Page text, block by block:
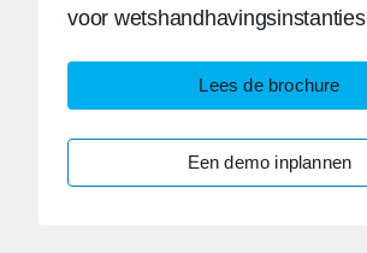
voor wetshandhavingsinstanties
Lees de brochure
Een demo inplannen